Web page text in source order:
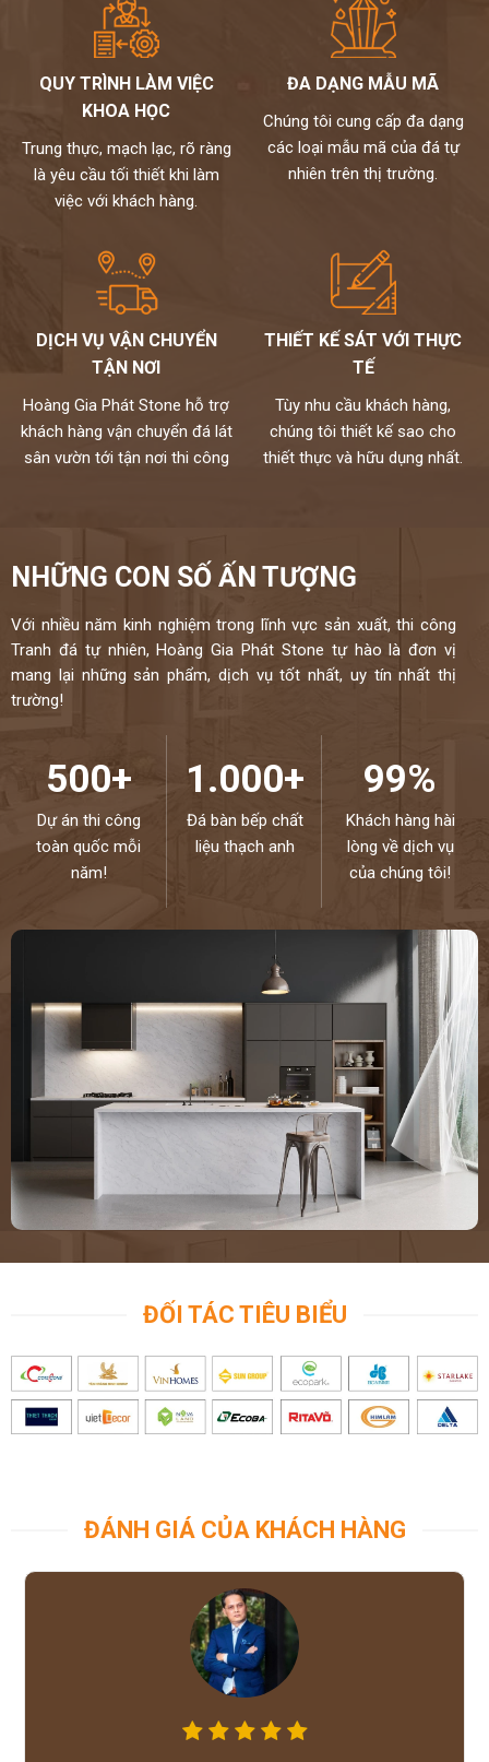
QUY TRÌNH LÀM VIỆC
KHOA HỌC
Trung thực, mạch lạc, rõ ràng
là yêu cầu tối thiết khi làm
việc với khách hàng.
ĐA DẠNG MẪU MÃ
Chúng tôi cung cấp đa dạng
các loại mẫu mã của đá tự
nhiên trên thị trường.
DỊCH VỤ VẬN CHUYỂN
TẬN NƠI
Hoàng Gia Phát Stone hỗ trợ
khách hàng vận chuyển đá lát
sân vườn tới tận nơi thi công
THIẾT KẾ SÁT VỚI THỰC
TẾ
Tùy nhu cầu khách hàng,
chúng tôi thiết kế sao cho
thiết thực và hữu dụng nhất.
NHỮNG CON SỐ ẤN TƯỢNG
Với nhiều năm kinh nghiệm trong lĩnh vực sản xuất, thi công
Tranh đá tự nhiên, Hoàng Gia Phát Stone tự hào là đơn vị
mang lại những sản phẩm, dịch vụ tốt nhất, uy tín nhất thị
trường!
500+
Dự án thi công
toàn quốc mỗi
năm!
1.000+
Đá bàn bếp chất
liệu thạch anh
99%
Khách hàng hài
lòng về dịch vụ
của chúng tôi!
ĐỐI TÁC TIÊU BIỂU
ĐÁNH GIÁ CỦA KHÁCH HÀNG